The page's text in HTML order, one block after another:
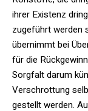
ihrer Existenz
zugeführt werden
übernimmt bei
für die
Sorgfalt darum
Verschrottung
gestellt werden.